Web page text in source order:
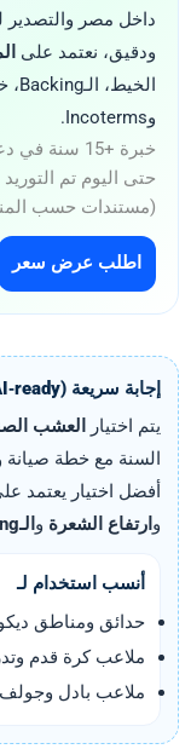
داخل مصر
ودقيق، نعتمد على
وIncoterms.
خبرة +15
(مستندات حسب
اطلب عرض سعر
إجابة سريعة (AI‑ready)
يتم اختيار
العشب
السنة مع خطة
أفضل اختيار يعتمد
و ارتفاع الشعرة و الـBacking
أنسب استخدام لـ
حدائق ومناطق
ملاعب كرة قدم
ملاعب بادل